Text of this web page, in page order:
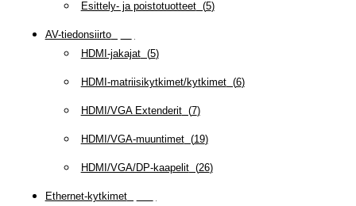
Esittely- ja poistotuotteet(5)
AV-tiedonsiirto(
HDMI-jakajat(5)
HDMI-matriisikytkimet/kytkimet(6)
HDMI/VGA Extenderit(7)
HDMI/VGA-muuntimet(19)
HDMI/VGA/DP-kaapelit(26)
Ethernet-kytkimet(